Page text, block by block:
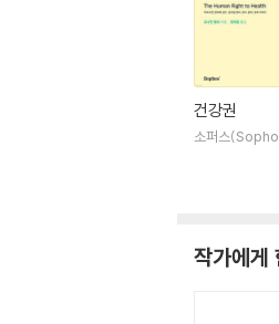
건강권
소퍼스
작가에게